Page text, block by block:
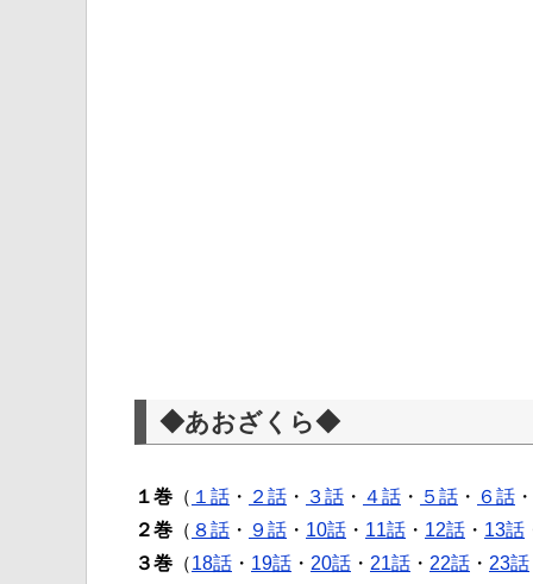
◆あおざくら◆
１巻 （ １話 ・ ２話 ・ ３話 ・ ４話 ・ ５話 ・ ６話 ・
２巻 （ ８話 ・ ９話 ・ 10話 ・ 11話 ・ 12話 ・ 13話
３巻 （18話 ・ 19話 ・ 20話 ・ 21話 ・ 22話 ・ 23話